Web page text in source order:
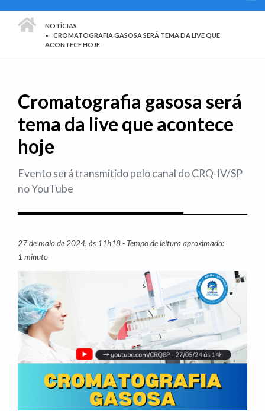
PÁGINA INICIAL
NOTÍCIAS
CROMATOGRAFIA GASOSA SERÁ TEMA DA LIVE QUE
ACONTECE HOJE
Cromatografia gasosa será
tema da live que acontece
hoje
Evento será transmitido pelo canal do CRQ-IV/SP
no YouTube
27 de maio de 2024, às 11h18 - Tempo de leitura aproximado:
1 minuto